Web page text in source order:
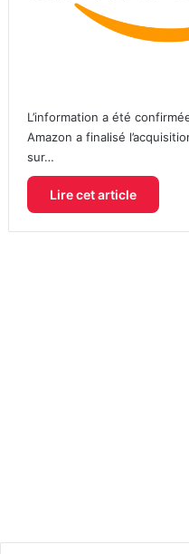
L’information a été
Amazon a finalisé
sur…
Lire cet article